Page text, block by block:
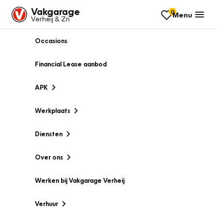
Vakgarage
Verheij & Zn
0Menu
Occasions
Financial Lease aanbod
APK
Werkplaats
Diensten
Over ons
Werken bij Vakgarage Verheij
Verhuur